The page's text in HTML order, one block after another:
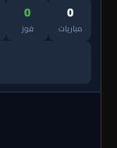
0
مباريات
0
فوز